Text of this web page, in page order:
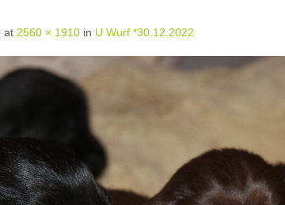
at 2560 × 1910 in U Wurf *30.12.2022